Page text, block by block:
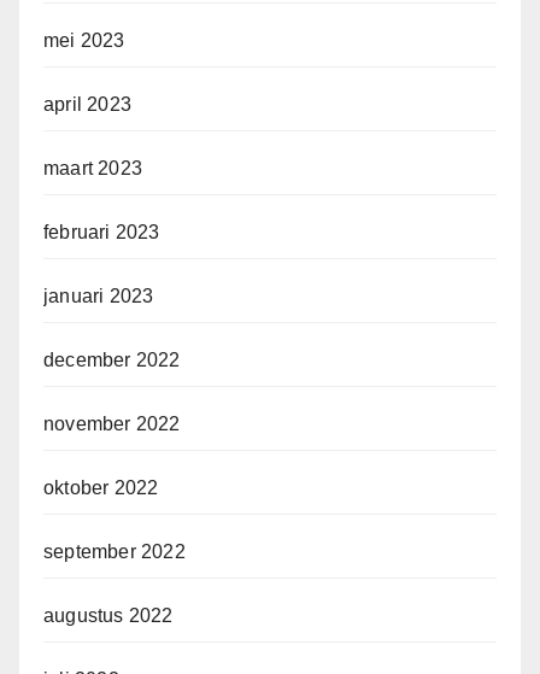
mei 2023
april 2023
maart 2023
februari 2023
januari 2023
december 2022
november 2022
oktober 2022
september 2022
augustus 2022